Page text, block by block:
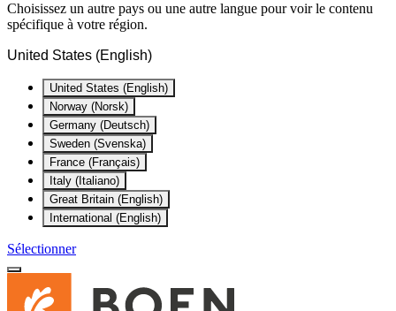
Choisissez un autre pays ou une autre langue pour voir le contenu
spécifique à votre région.
United States (English)
United States (English)
Norway (Norsk)
Germany (Deutsch)
Sweden (Svenska)
France (Français)
Italy (Italiano)
Great Britain (English)
International (English)
Sélectionner